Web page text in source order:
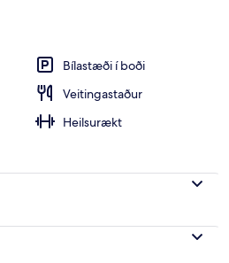
Bílastæði í boði
Veitingastaður
Heilsurækt